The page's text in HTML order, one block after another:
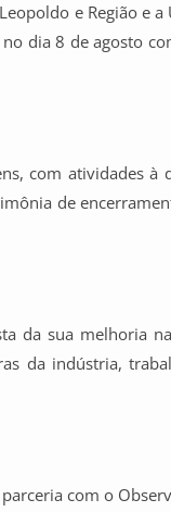
e Região e
dia 8 de agosto
com atividades
de
da sua melhoria
da indústria,
com o